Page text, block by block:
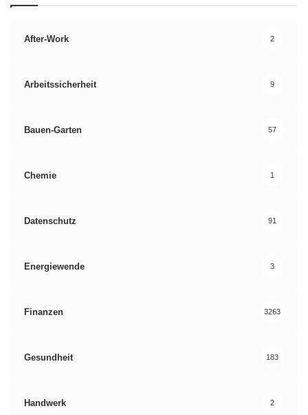
After-Work 2
Arbeitssicherheit 9
Bauen-Garten 57
Chemie 1
Datenschutz 91
Energiewende 3
Finanzen 3263
Gesundheit 183
Handwerk 2